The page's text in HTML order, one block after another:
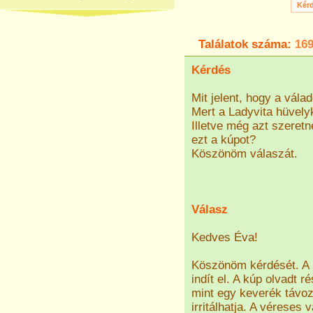
Találatok száma:
Kérdés
Mit jelent, hogy a
Mert a Ladyvita
Illetve még azt
ezt a kúpot?
Köszönöm válaszát.
Válasz
Kedves Éva!
Köszönöm kérdését.
indít el. A kúp olvadt
mint egy keverék
irritálhatja. A véreses